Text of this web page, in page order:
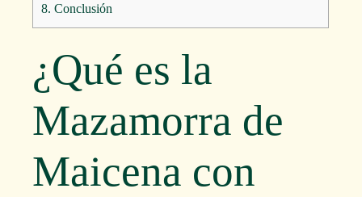
8. Conclusión
¿Qué es la
Mazamorra de
Maicena con